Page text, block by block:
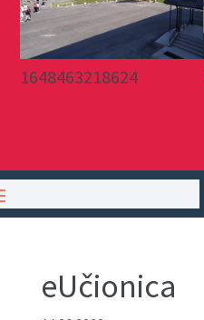
1648463218624
eUčionica